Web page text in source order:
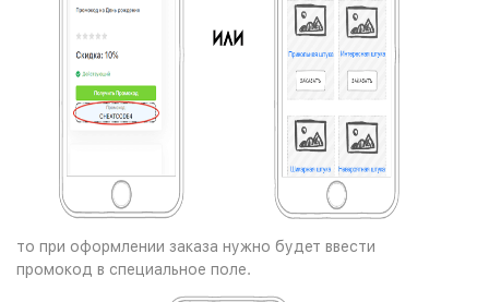
то при оформлении заказа нужно будет ввести
промокод в специальное поле.